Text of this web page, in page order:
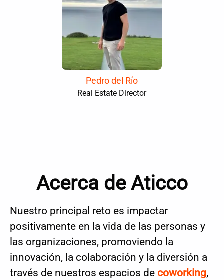
Pedro del Río
Real Estate Director
Acerca de Aticco
Nuestro principal reto es impactar
positivamente en la vida de las personas y
las organizaciones, promoviendo la
innovación, la colaboración y la diversión a
través de nuestros espacios de coworking,